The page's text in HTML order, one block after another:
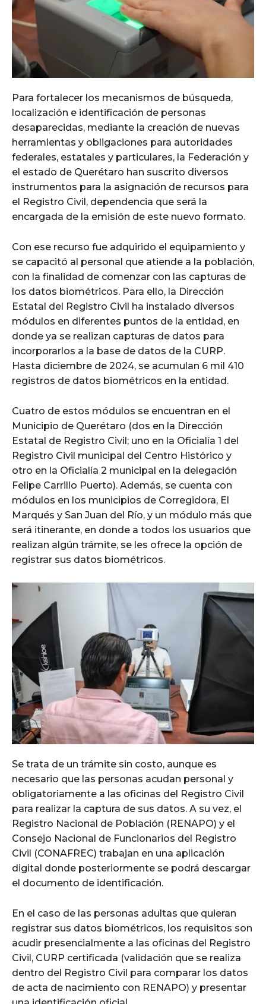
Para fortalecer los mecanismos de búsqueda,
localización e identificación de personas
desaparecidas, mediante la creación de nuevas
herramientas y obligaciones para autoridades
federales, estatales y particulares, la Federación y
el estado de Querétaro han suscrito diversos
instrumentos para la asignación de recursos para
el Registro Civil, dependencia que será la
encargada de la emisión de este nuevo formato.
Con ese recurso fue adquirido el equipamiento y
se capacitó al personal que atiende a la población,
con la finalidad de comenzar con las capturas de
los datos biométricos. Para ello, la Dirección
Estatal del Registro Civil ha instalado diversos
módulos en diferentes puntos de la entidad, en
donde ya se realizan capturas de datos para
incorporarlos a la base de datos de la CURP.
Hasta diciembre de 2024, se acumulan 6 mil 410
registros de datos biométricos en la entidad.
Cuatro de estos módulos se encuentran en el
Municipio de Querétaro (dos en la Dirección
Estatal de Registro Civil; uno en la Oficialía 1 del
Registro Civil municipal del Centro Histórico y
otro en la Oficialía 2 municipal en la delegación
Felipe Carrillo Puerto). Además, se cuenta con
módulos en los municipios de Corregidora, El
Marqués y San Juan del Río, y un módulo más que
será itinerante, en donde a todos los usuarios que
realizan algún trámite, se les ofrece la opción de
registrar sus datos biométricos.
Se trata de un trámite sin costo, aunque es
necesario que las personas acudan personal y
obligatoriamente a las oficinas del Registro Civil
para realizar la captura de sus datos. A su vez, el
Registro Nacional de Población (RENAPO) y el
Consejo Nacional de Funcionarios del Registro
Civil (CONAFREC) trabajan en una aplicación
digital donde posteriormente se podrá descargar
el documento de identificación.
En el caso de las personas adultas que quieran
registrar sus datos biométricos, los requisitos son
acudir presencialmente a las oficinas del Registro
Civil, CURP certificada (validación que se realiza
dentro del Registro Civil para comparar los datos
de acta de nacimiento con RENAPO) y presentar